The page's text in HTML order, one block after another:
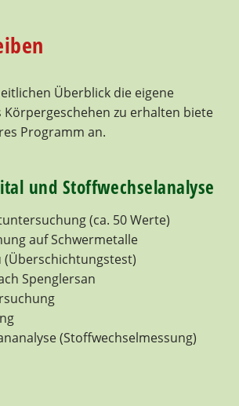
Überblick die eigene
zu erhalten biete
Programm an.
und Stoffwechselanalyse
(ca. 50 Werte)
auf Schwermetalle
(Überschichtungstest)
Spenglersan
(Stoffwechselmessung)